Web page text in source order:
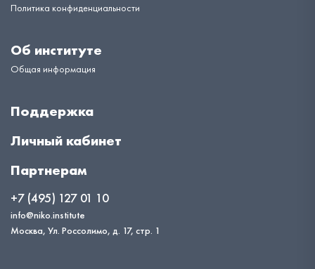
Политика конфиденциальности
Об институте
Общая информация
Поддержка
Личный кабинет
Партнерам
+7 (495) 127 01 10
info@niko.institute
Москва, Ул. Россолимо, д. 17, стр. 1